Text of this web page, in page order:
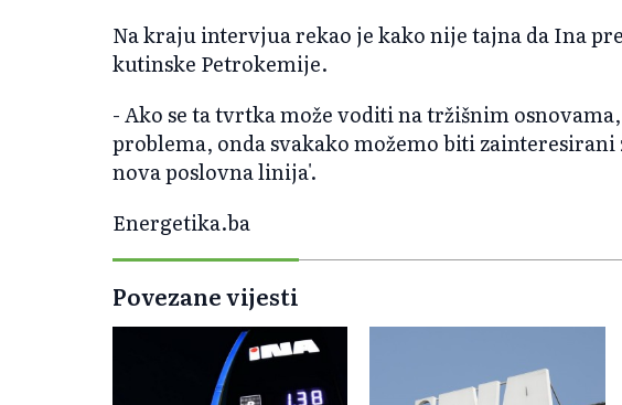
Na kraju intervjua rekao je kako nije tajna da Ina
kutinske Petrokemije.
- Ako se ta tvrtka može voditi na tržišnim
problema, onda svakako možemo biti
nova poslovna linija'.
Energetika.ba
Povezane vijesti